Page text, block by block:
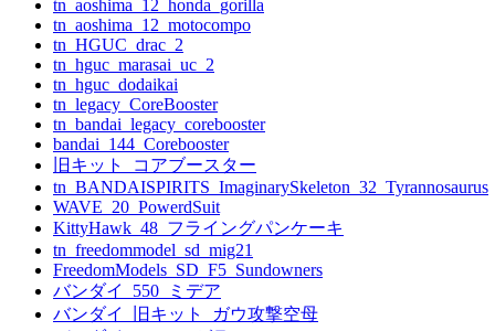
tn_aoshima_12_honda_gorilla
tn_aoshima_12_motocompo
tn_HGUC_drac_2
tn_hguc_marasai_uc_2
tn_hguc_dodaikai
tn_legacy_CoreBooster
tn_bandai_legacy_corebooster
bandai_144_Corebooster
旧キット_コアブースター
tn_BANDAISPIRITS_ImaginarySkeleton_32_Tyrannosaurus
WAVE_20_PowerdSuit
KittyHawk_48_フライングパンケーキ
tn_freedommodel_sd_mig21
FreedomModels_SD_F5_Sundowners
バンダイ_550_ミデア
バンダイ_旧キット_ガウ攻撃空母